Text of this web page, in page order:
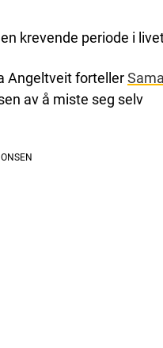
krevende periode i
Angeltveit forteller
av å miste seg selv